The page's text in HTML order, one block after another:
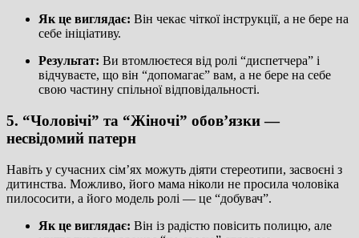
Як це виглядає: Він чекає чіткої інструкції, а не бере на
себе ініціативу.
Результат: Ви втомлюєтеся від ролі “диспетчера” і
відчуваєте, що він “допомагає” вам, а не бере на себе
свою частину спільної відповідальності.
5. “Чоловічі” та “Жіночі” обов’язки —
несвідомий патерн
Навіть у сучасних сім’ях можуть діяти стереотипи, засвоєні з
дитинства. Можливо, його мама ніколи не просила чоловіка
пилососити, а його модель ролі — це “добувач”.
Як це виглядає: Він із радістю повісить полицю, але